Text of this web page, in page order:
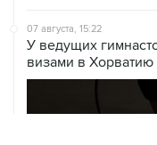
07 августа, 15:22
У ведущих
визами в